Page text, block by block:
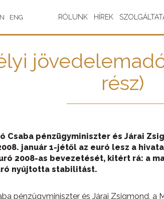
ENG RÓLUNK HÍREK
rész)
pénzügyminiszter és Járai
január 1-jétől az euró lesz a
2008-as bevezetését, kitért rá: a
nyújtotta stabilitást.
pénzügyminiszter és Járai Zsigmond,